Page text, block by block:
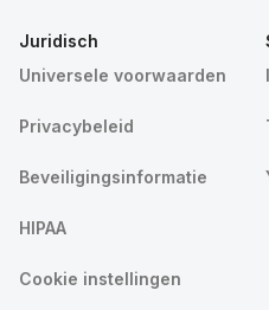
Juridisch
Universele voorwaarden
Privacybeleid
Beveiligingsinformatie
HIPAA
Cookie instellingen